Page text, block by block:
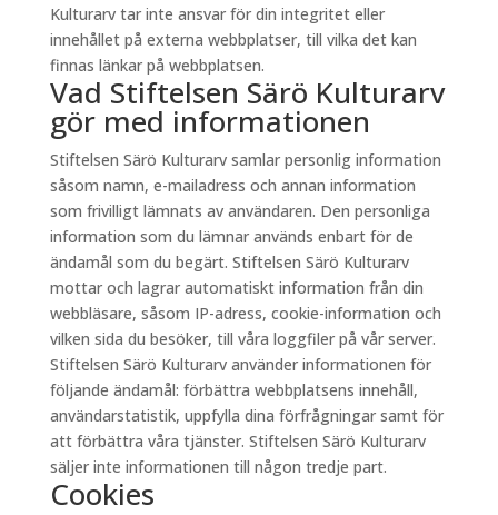
Kulturarv tar inte ansvar för din integritet eller
innehållet på externa webbplatser, till vilka det kan
finnas länkar på webbplatsen.
Vad Stiftelsen Särö Kulturarv
gör med informationen
Stiftelsen Särö Kulturarv samlar personlig information
såsom namn, e-mailadress och annan information
som frivilligt lämnats av användaren. Den personliga
information som du lämnar används enbart för de
ändamål som du begärt. Stiftelsen Särö Kulturarv
mottar och lagrar automatiskt information från din
webbläsare, såsom IP-adress, cookie-information och
vilken sida du besöker, till våra loggfiler på vår server.
Stiftelsen Särö Kulturarv använder informationen för
följande ändamål: förbättra webbplatsens innehåll,
användarstatistik, uppfylla dina förfrågningar samt för
att förbättra våra tjänster. Stiftelsen Särö Kulturarv
säljer inte informationen till någon tredje part.
Cookies